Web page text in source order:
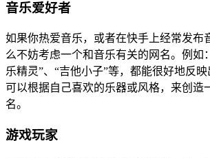
音乐爱好者
如果你热爱音乐，或者在快手上经常发布
么不妨考虑一个和音乐有关的网名。例如
乐精灵”、“吉他小子”等，都能很好地反
可以根据自己喜欢的乐器或风格，来创造
名。
游戏玩家